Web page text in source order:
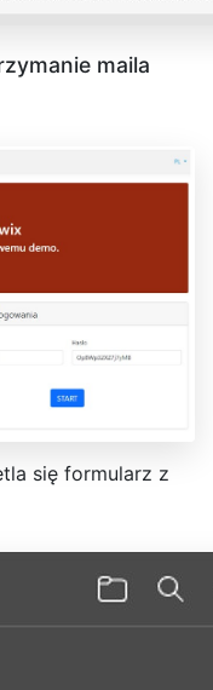
maila
się formularz z